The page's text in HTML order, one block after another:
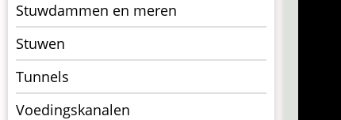
Stuwdammen en meren
Stuwen
Tunnels
Voedingskanalen